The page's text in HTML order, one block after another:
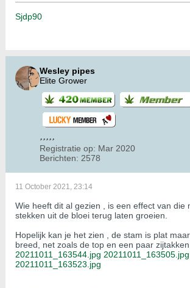
Sjdp90
Wesley pipes
Elite Grower
Registratie op: Mar 2020
Berichten: 2578
11 October 2021, 23:14
Wie heeft dit al gezien , is een effect van die
stekken uit de bloei terug laten groeien.
Hopelijk kan je het zien , de stam is plat
breed, net zoals de top en een paar zijtakken .
20211011_163544.jpg 20211011_163505.jpg
20211011_163523.jpg